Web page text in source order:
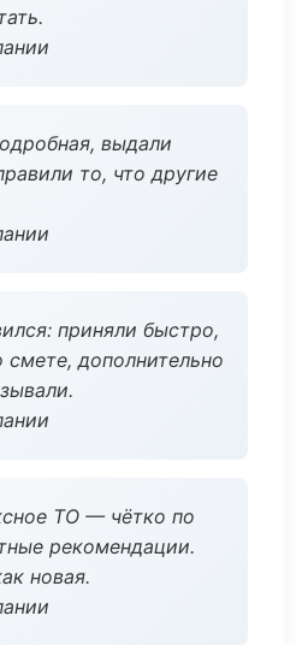
выдали
то, что другие
приняли быстро,
смете, дополнительно
ТО — чётко по
рекомендации.
новая.